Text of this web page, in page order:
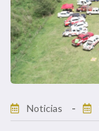
Noticias